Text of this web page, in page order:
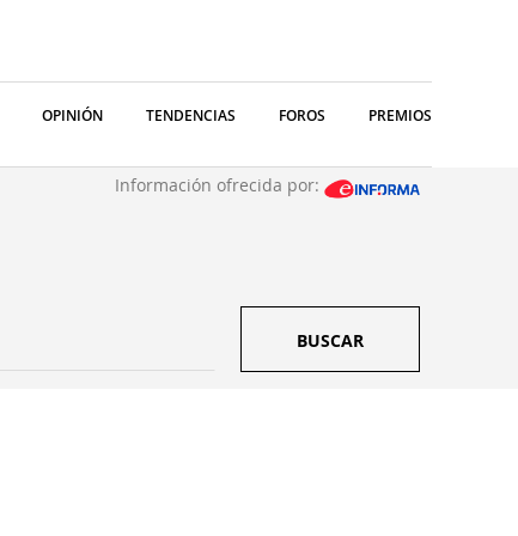
OPINIÓN TENDENCIAS FOROS PREMIOS
Información ofrecida por:
BUSCAR